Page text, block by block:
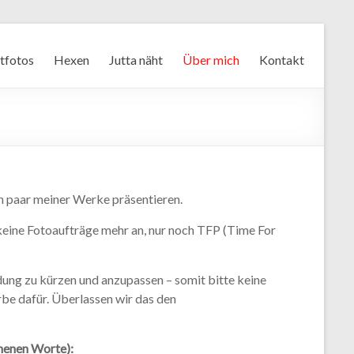
Hexen Jutta näht Über mich Kontakt
meiner Werke präsentieren.
Fotoaufträge mehr an, nur noch TFP (Time For
zu kürzen und anzupassen – somit bitte keine
dafür. Überlassen wir das den
Worte):